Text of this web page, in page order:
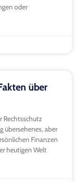
oder
über
Rechtsschutz
übersehenes, aber
Finanzen
heutigen Welt